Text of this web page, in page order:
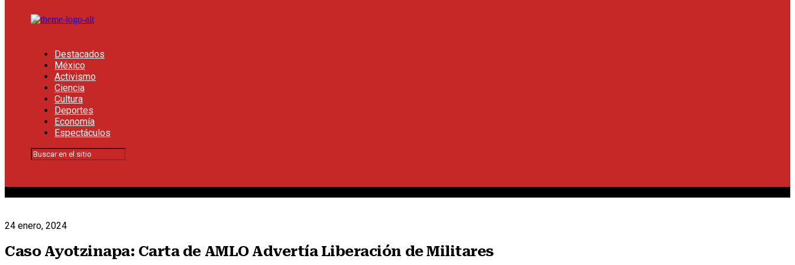
Destacados
México
Activismo
Ciencia
Cultura
Deportes
Economía
Espectáculos
24 enero, 2024
Caso Ayotzinapa: Carta de AMLO Advertía Liberación de Militares